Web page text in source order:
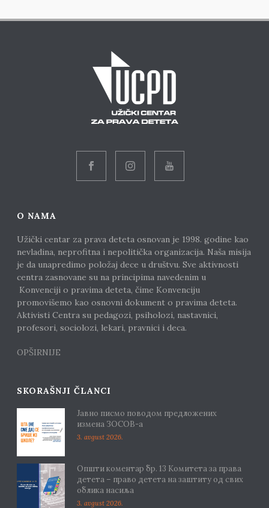
O NAMA
Užički centar za prava deteta osnovan je 1998. godine kao
nevladina, neprofitna i nepolitička organizacija. Naša misija
je da unapredimo položaj dece u društvu. Sve aktivnosti
centra zasnovane su na principima navedenim u
Konvenciji o pravima deteta, čime Konvenciju
promovišemo kao osnovni dokument o pravima deteta.
Aktivisti Centra su pedagozi, psiholozi, nastavnici,
profesori, sociolozi, lekari, pravnici i deca.
OPŠIRNIJE
SKORAŠNJI ČLANCI
Јавно писмо поводом предложених
измена ЗОСОВ-а
3. avgust 2026.
Општи коментар бр. 13 Комитета за права
детета – право детета на заштиту од свих
облика насиља
3. avgust 2026.